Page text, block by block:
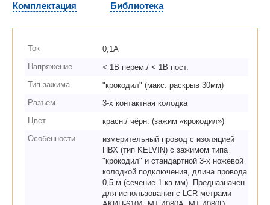
Комплектация
Библиотека
Ток
0,1А
Напряжение
< 1В перем./ < 1В пост.
Тип зажима
"крокодил" (макс. раскрыв 30мм)
Разъем
3-х контактная колодка
Цвет
красн./ чёрн. (зажим «крокодил»)
Особенности
измерительный провод с изоляцией
ПВХ (тип KELVIN) с зажимом типа
"крокодил" и стандартной 3-х ножевой
колодкой подключения, длина провода
0,5 м (сечение 1 кв.мм). Предназначен
для использования с LCR-метрами